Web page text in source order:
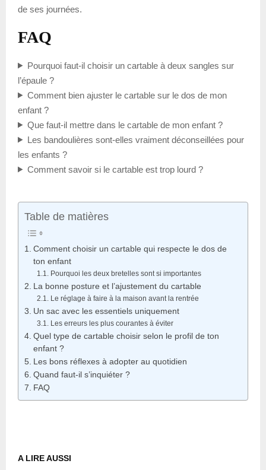
de ses journées.
FAQ
Pourquoi faut-il choisir un cartable à deux sangles sur
l’épaule ?
Comment bien ajuster le cartable sur le dos de mon
enfant ?
Que faut-il mettre dans le cartable de mon enfant ?
Les bandoulières sont-elles vraiment déconseillées pour
les enfants ?
Comment savoir si le cartable est trop lourd ?
Table de matières
Comment choisir un cartable qui respecte le dos de
ton enfant
Pourquoi les deux bretelles sont si importantes
La bonne posture et l’ajustement du cartable
Le réglage à faire à la maison avant la rentrée
Un sac avec les essentiels uniquement
Les erreurs les plus courantes à éviter
Quel type de cartable choisir selon le profil de ton
enfant ?
Les bons réflexes à adopter au quotidien
Quand faut-il s’inquiéter ?
FAQ
A LIRE AUSSI